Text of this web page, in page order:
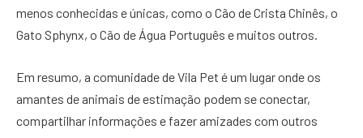
menos conhecidas e únicas, como o Cão de Crista Chinês, o
Gato Sphynx, o Cão de Água Português e muitos outros.
Em resumo, a comunidade de Vila Pet é um lugar onde os
amantes de animais de estimação podem se conectar,
compartilhar informações e fazer amizades com outros